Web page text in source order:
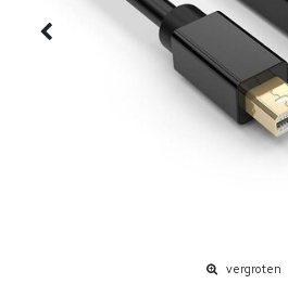
vergroten